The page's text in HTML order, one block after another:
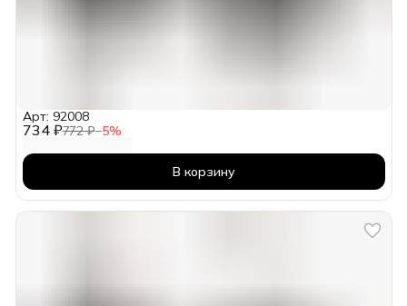
734 ₽772 ₽−5%
Арт: 92008
В корзину